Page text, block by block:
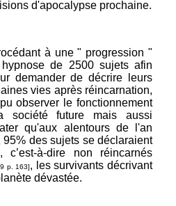
d'apocalypse prochaine.
à une " progression "
de 2500 sujets afin
demander de décrire leurs
vies après réincarnation,
observer le fonctionnement
société future mais aussi
qu'aux alentours de l'an
95% des sujets se déclaraient
c’est-à-dire non réincarnés
p. 163], les survivants décrivant
dévastée.